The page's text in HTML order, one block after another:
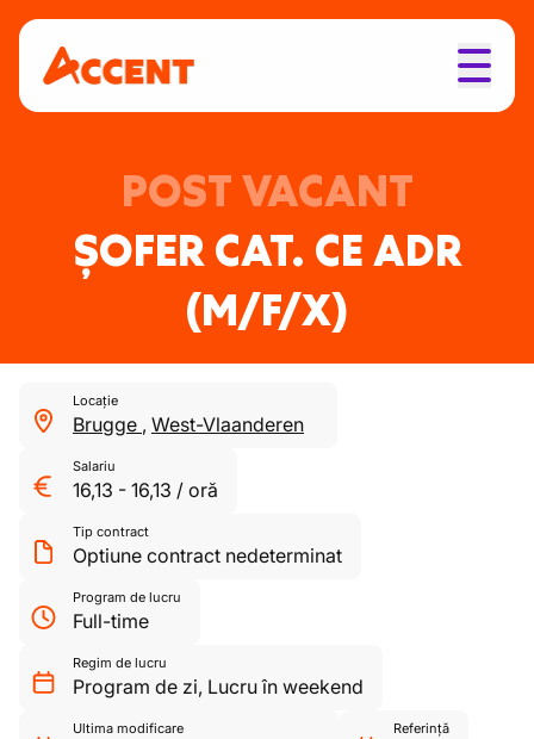
POST VACANT
ȘOFER CAT. CE ADR
(M/F/X)
Locație
Brugge , West-Vlaanderen
Salariu
16,13 - 16,13 / oră
Tip contract
Optiune contract nedeterminat
Program de lucru
Full-time
Regim de lucru
Program de zi, Lucru în weekend
Ultima modificare Referință